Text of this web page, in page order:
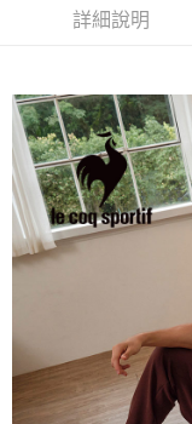
成交易。
法說明評估內容。
【繳款方式說明】
1.分期款項不併入電信
醒簡訊。
2.透過簡訊連結打開帳
帳／街口支付／iPASS
【注意事項】
1.本服務係由「台灣大
用戶於交易時，得透過
買賣價金債權讓與本公
2.基於同意付款使用「
資料（包含姓名、電話
由本公司與您本人進行
3.完整用戶服務條款，
【關於「AFTEE先享後付
AFTEE先享後付是「在
２．便利：只要手機號
３．安心：先確認商品／
【「AFTEE先享後付」結
１．於結帳方式選擇「
結帳頁面，進行簡訊認
２．訂單成立數日內，您
３．收到繳費通知簡訊
ATM／網路銀行／等多
※ 請注意：結帳手續完
購買商品的店家。未經
後付繳納相關費用。
※ 交易是否成功請以「
是否繳費成功／繳費後
客戶支援中心」https://
ATM付款
全家取貨付款
免運費
付款後全家取貨
免運費
付款後萊爾富取貨
免運費
詳細說明